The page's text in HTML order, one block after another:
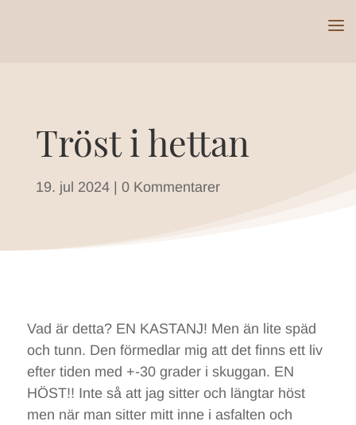
Tröst i hettan
19. jul 2024| 0 Kommentarer
Vad är detta? EN KASTANJ! Men än lite späd
och tunn. Den förmedlar mig att det finns ett liv
efter tiden med +-30 grader i skuggan. EN
HÖST!! Inte så att jag sitter och längtar höst
men när man sitter mitt inne i asfalten och